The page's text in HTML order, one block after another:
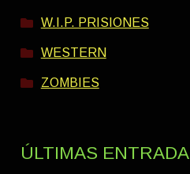
W.I.P. PRISIONES
WESTERN
ZOMBIES
ÚLTIMAS